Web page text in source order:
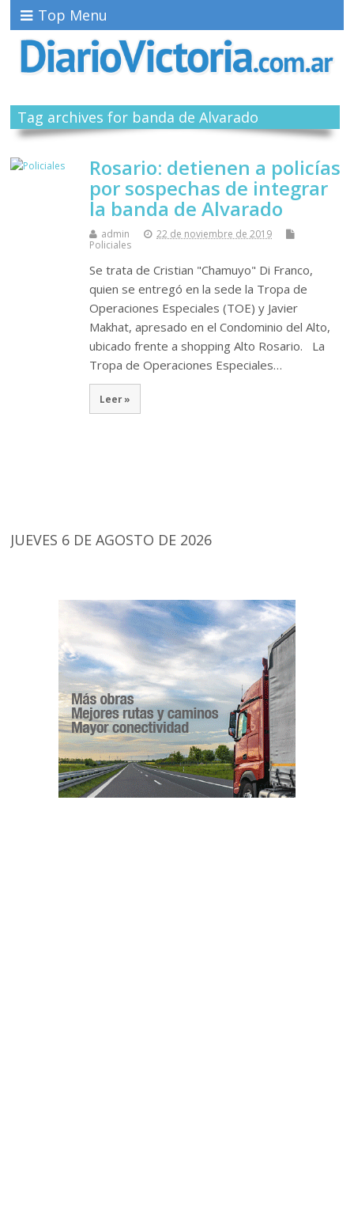
Top Menu
Tag archives for banda de Alvarado
Rosario: detienen a policías
por sospechas de integrar
la banda de Alvarado
admin
22 de noviembre de 2019
Policiales
Se trata de Cristian "Chamuyo" Di Franco,
quien se entregó en la sede la Tropa de
Operaciones Especiales (TOE) y Javier
Makhat, apresado en el Condominio del Alto,
ubicado frente a shopping Alto Rosario. La
Tropa de Operaciones Especiales…
Leer »
JUEVES 6 DE AGOSTO DE 2026